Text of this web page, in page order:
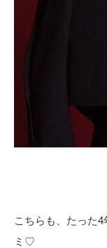
こちらも、たっ
ミ♡